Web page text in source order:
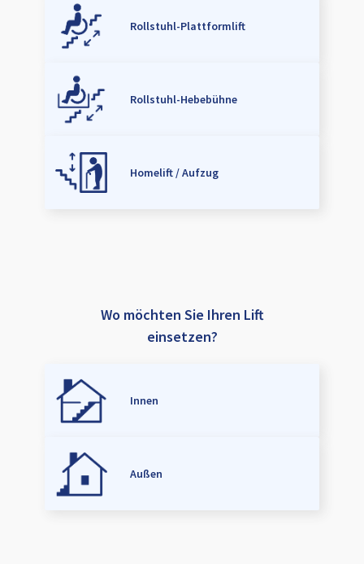
Rollstuhl-Plattformlift
Rollstuhl-Hebebühne
Homelift / Aufzug
Wo möchten Sie Ihren Lift
einsetzen?
Innen
Außen